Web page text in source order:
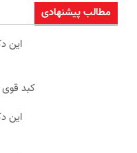
مطالب پیشنهادی
این
کبد
این